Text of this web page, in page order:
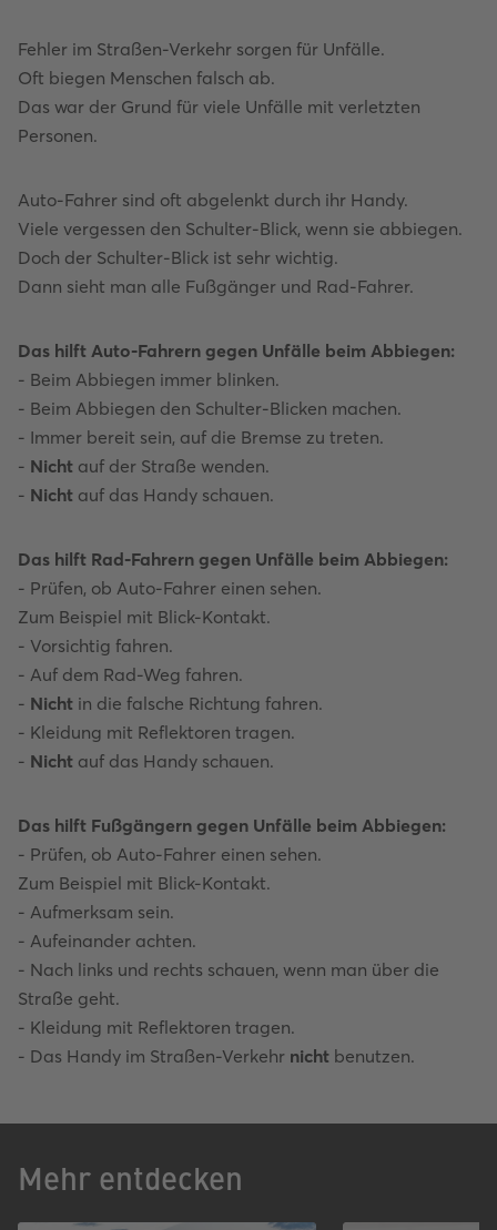
Fehler im Straßen-Verkehr sorgen für Unfälle.
Oft biegen Menschen falsch ab.
Das war der Grund für viele Unfälle mit verletzten
Personen.
Auto-Fahrer sind oft abgelenkt durch ihr Handy.
Viele vergessen den Schulter-Blick, wenn sie abbiegen.
Doch der Schulter-Blick ist sehr wichtig.
Dann sieht man alle Fußgänger und Rad-Fahrer.
Das hilft Auto-Fahrern gegen Unfälle beim Abbiegen:
- Beim Abbiegen immer blinken.
- Beim Abbiegen den Schulter-Blicken machen.
- Immer bereit sein, auf die Bremse zu treten.
- Nicht auf der Straße wenden.
- Nicht auf das Handy schauen.
Das hilft Rad-Fahrern gegen Unfälle beim Abbiegen:
- Prüfen, ob Auto-Fahrer einen sehen.
Zum Beispiel mit Blick-Kontakt.
- Vorsichtig fahren.
- Auf dem Rad-Weg fahren.
- Nicht in die falsche Richtung fahren.
- Kleidung mit Reflektoren tragen.
- Nicht auf das Handy schauen.
Das hilft Fußgängern gegen Unfälle beim Abbiegen:
- Prüfen, ob Auto-Fahrer einen sehen.
Zum Beispiel mit Blick-Kontakt.
- Aufmerksam sein.
- Aufeinander achten.
- Nach links und rechts schauen, wenn man über die
Straße geht.
- Kleidung mit Reflektoren tragen.
- Das Handy im Straßen-Verkehr nicht benutzen.
Mehr entdecken